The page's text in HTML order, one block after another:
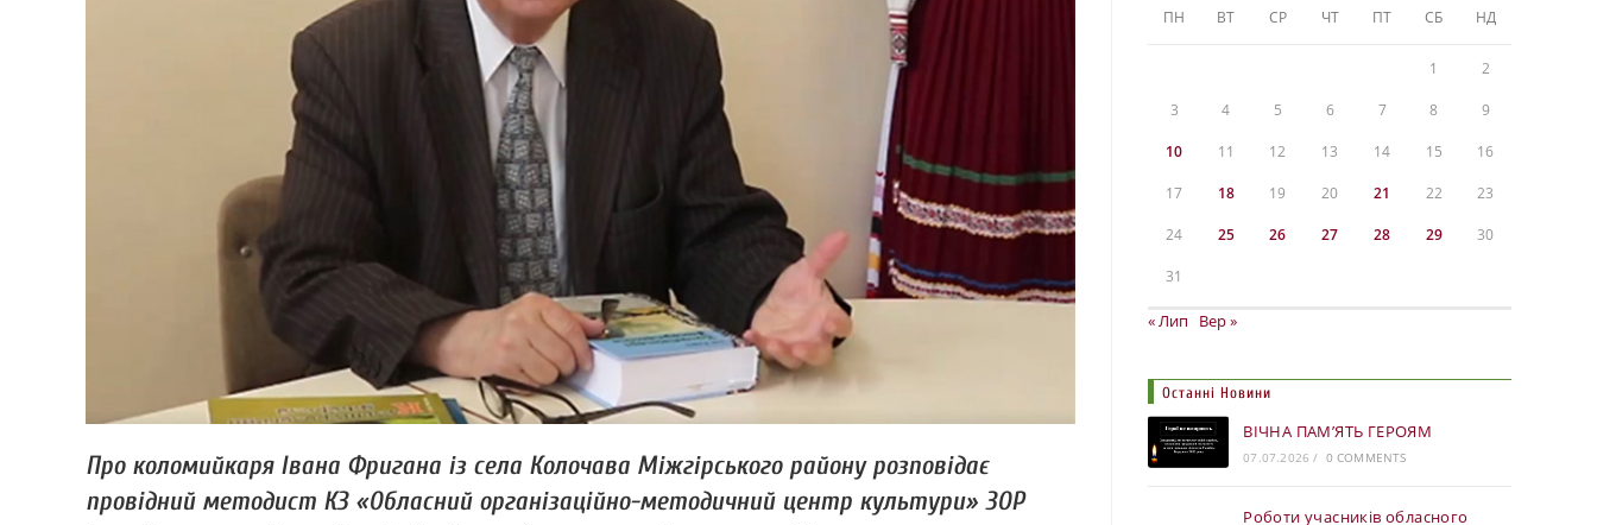
Про коломийкаря Івана Фригана із села Колочава Міжгірського району розповідає
провідний методист КЗ «Обласний організаційно-методичний центр культури» ЗОР
ПН ВТ СР ЧТ ПТ СБ НД
1 2
3 4 5 6 7 8 9
10 11 12 13 14 15 16
17 18 19 20 21 22 23
24 25 26 27 28 29 30
31
« Лип Вер »
Останні Новини
ВІЧНА ПАМ’ЯТЬ ГЕРОЯМ
07.07.2026 / 0 COMMENTS
Роботи учасників обласного